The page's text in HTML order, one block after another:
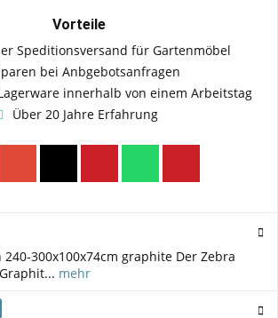
Vorteile
Speditionsversand für Gartenmöbel
bei Anbgebotsanfragen
innerhalb von einem Arbeitstag
Über 20 Jahre Erfahrung
240-300x100x74cm graphite Der Zebra
mehr